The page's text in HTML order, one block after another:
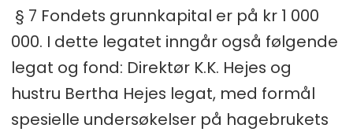
§ 7 Fondets grunnkapital er på kr 1 000
000. I dette legatet inngår også følgende
legat og fond: Direktør K.K. Hejes og
hustru Bertha Hejes legat, med formål
spesielle undersøkelser på hagebrukets